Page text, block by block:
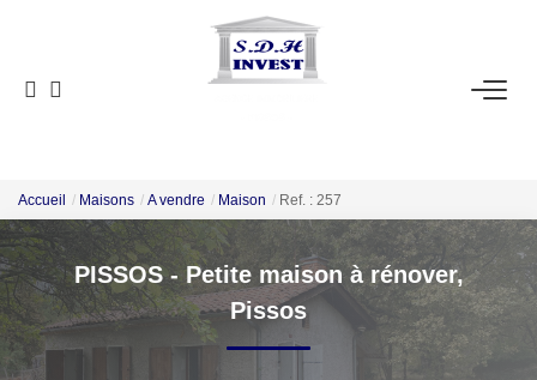
ACCUEIL
NOTRE AGENCE
ESTIMATION
NOS OUTILS
Accueil Maisons A vendre Maison Ref. : 257
PISSOS - Petite maison à rénover,
Pissos